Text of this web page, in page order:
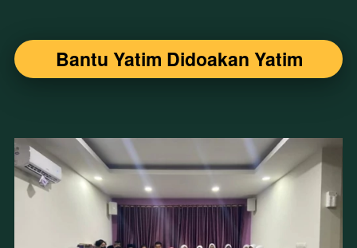
Bantu Yatim Didoakan Yatim